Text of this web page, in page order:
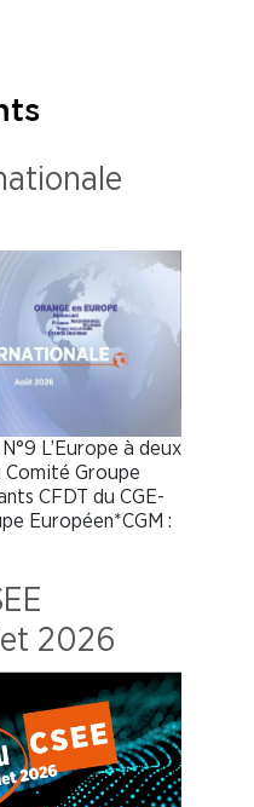
L’Europe à deux
Comité Groupe
CFDT du CGE-
Européen*CGM :
2026